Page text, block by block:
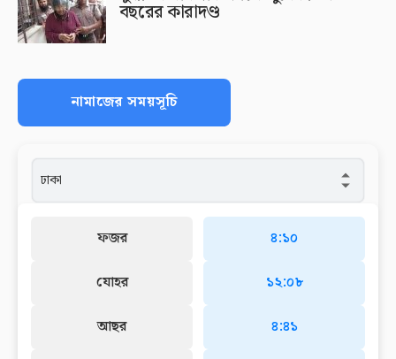
বছরের কারাদণ্ড
নামাজের সময়সূচি
ফজর
যোহর
আছর
৪:১০
১২:০৮
৪:৪১